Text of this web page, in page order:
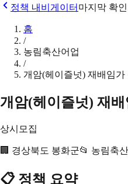
정책 내비게이터 마지막 확
홈
/
농림축산어업
/
개암(헤이즐넛) 재배임가
개암(헤이즐넛) 재
상시모집
🏢 경상북도 봉화군📂 농림축
📋 정책 요약